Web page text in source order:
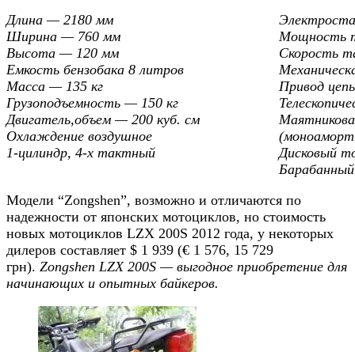
Длина — 2180 мм
Ширина — 760 мм
Высота — 120 мм
Емкость бензобака 8 литров
Масса — 135 кг
Грузоподъемность — 150 кг
Двигатель,объем — 200 куб. см
Охлаждение воздушное
1-цилиндр, 4-х тактный
Мощность
Скорость
Привод цепь
Дисковый
Модели “Zongshen”, возможно и отличаются по
надежности от японских мотоциклов, но стоимость
новых мотоциклов LZX 200S 2012 года, у некоторых
дилеров составляет $ 1 939 (€ 1 576, 15 729
грн). Zongshen LZX 200S — выгодное приобретение для
начинающих и опытных байкеров.